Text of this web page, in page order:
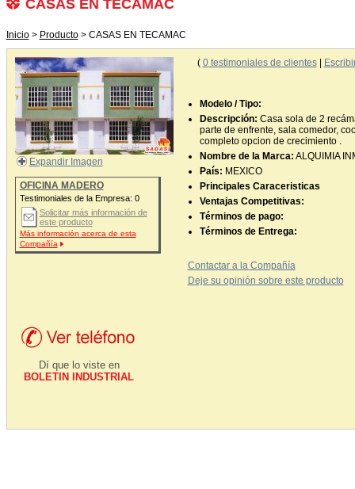
CASAS EN TECAMAC
Inicio> Producto> CASAS EN TECAMAC
Expandir Imagen
OFICINA MADERO
Testimoniales de la Empresa: 0
Solicitar más información de
este producto
Más información acerca de esta
Compañía
Dí que lo viste en
BOLETIN INDUSTRIAL
( 0testimoniales de clientes|
Modelo / Tipo:
Descripción: Casa sola de 2
parte de enfrente, sala comedor,
completo opcion de crecimiento .
Nombre de la Marca: ALQUIMIA
País: MEXICO
Principales Caraceristicas
Ventajas Competitivas:
Términos de pago:
Términos de Entrega:
Contactar a la Compañía
Deje su opinión sobre este producto